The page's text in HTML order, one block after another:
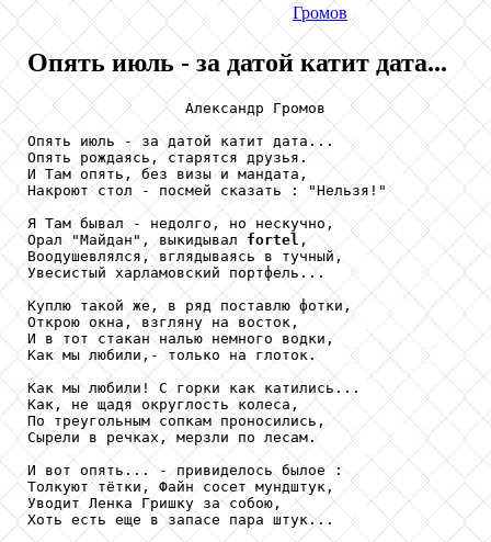
Громов
Опять июль - за датой катит дата...
                  Александр Громов
Опять июль - за датой катит дата...
Опять рождаясь, старятся друзья.
И Там опять, без визы и мандата,
Накроют стол - посмей сказать : "Нельзя!"
Я Там бывал - недолго, но нескучно,
Орал "Майдан", выкидывал fortel ,
Воодушевлялся, вглядываясь в тучный,
Увесистый харламовский портфель...
Куплю такой же, в ряд поставлю фотки,
Открою окна, взгляну на восток,
И в тот стакан налью немного водки,
Как мы любили,- только на глоток.
Как мы любили! С горки как катились...
Как, не щадя округлость колеса,
По треугольным сопкам проносились,
Сырели в речках, мерзли по лесам.
И вот опять... - привиделось былое :
Толкуют тётки, Файн сосет мундштук,
Уводит Ленка Гришку за собою,
Хоть есть еще в запасе пара штук...